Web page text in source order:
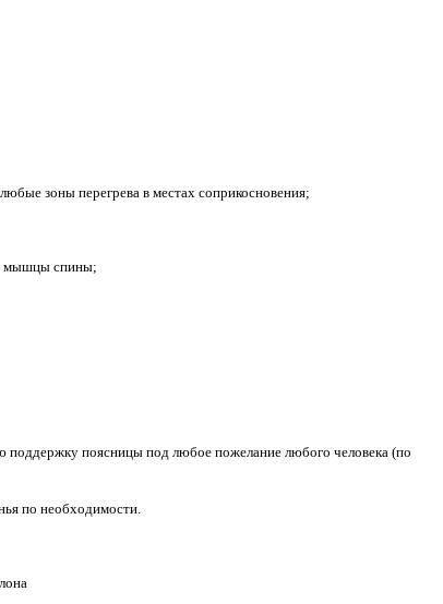
зоны перегрева в местах соприкосновения;
мышцы спины;
поддержку поясницы под любое пожелание любого человека (по
по необходимости.